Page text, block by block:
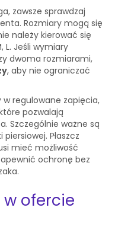
zawsze sprawdzaj
Rozmiary mogą się
należy kierować się
L. Jeśli wymiary
dwoma rozmiarami,
, aby nie ograniczać
w regulowane zapięcia,
pozwalają
Szczególnie ważne są
Płaszcz
mieć możliwość
ochronę bez
w ofercie